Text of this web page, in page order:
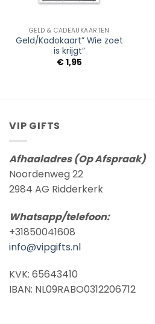
GELD & CADEAUKAARTEN
Geld/Kadokaart” Wie zoet
is krijgt”
€1,95
VIP GIFTS
Afhaaladres (Op Afspraak)
Noordenweg 22
2984 AG Ridderkerk
Whatsapp/telefoon:
+31850041608
info@vipgifts.nl
KVK: 65643410
IBAN: NL09RABO0312206712